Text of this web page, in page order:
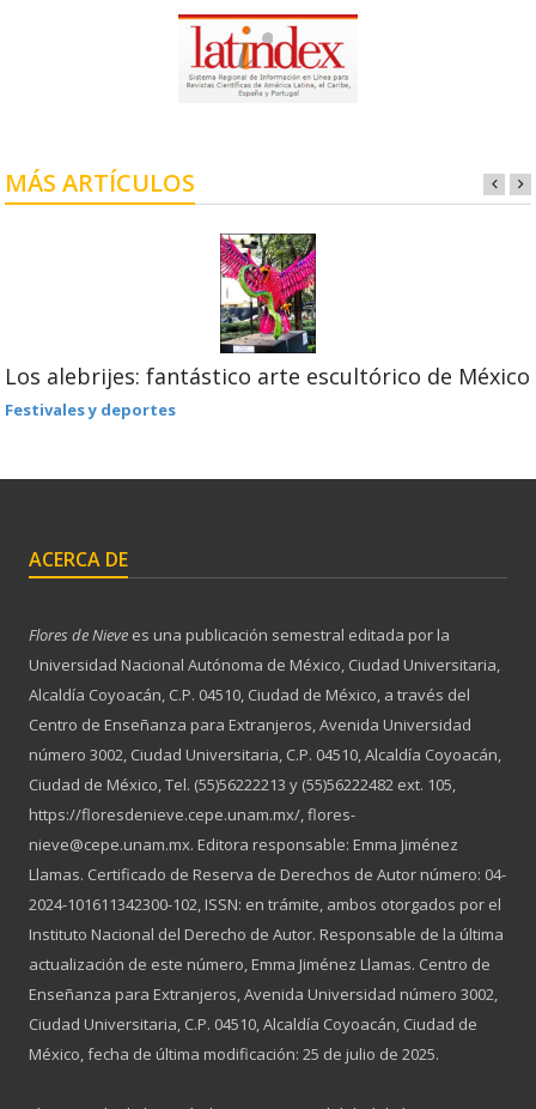
MÁS ARTÍCULOS
Los alebrijes: fantástico arte escultórico de México
Festivales y deportes
ACERCA DE
Flores de Nieve es una publicación semestral editada por la
Universidad Nacional Autónoma de México, Ciudad Universitaria,
Alcaldía Coyoacán, C.P. 04510, Ciudad de México, a través del
Centro de Enseñanza para Extranjeros, Avenida Universidad
número 3002, Ciudad Universitaria, C.P. 04510, Alcaldía Coyoacán,
Ciudad de México, Tel. (55)56222213 y (55)56222482 ext. 105,
https://floresdenieve.cepe.unam.mx/, flores-
nieve@cepe.unam.mx. Editora responsable: Emma Jiménez
Llamas. Certificado de Reserva de Derechos de Autor número: 04-
2024-101611342300-102, ISSN: en trámite, ambos otorgados por el
Instituto Nacional del Derecho de Autor. Responsable de la última
actualización de este número, Emma Jiménez Llamas. Centro de
Enseñanza para Extranjeros, Avenida Universidad número 3002,
Ciudad Universitaria, C.P. 04510, Alcaldía Coyoacán, Ciudad de
México, fecha de última modificación: 25 de julio de 2025.